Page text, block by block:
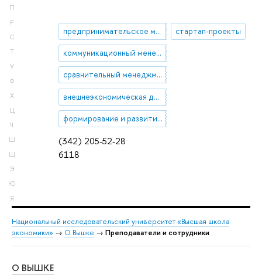
П
Р
С
Т
У
Ф
Х
Ц
Ч
Ш
Щ
Э
Ю
Я
(342) 205-52-28
6118
предпринимательское мышление стартап-проекты
коммуникационный менеджмент
сравнительный менеджмент
внешнеэкономическая деятельность предприятий
формирование и развитие управленческих компетенций
Национальный исследовательский университет «Высшая школа
экономики» → О Вышке → Преподаватели и сотрудники
О ВЫШКЕ